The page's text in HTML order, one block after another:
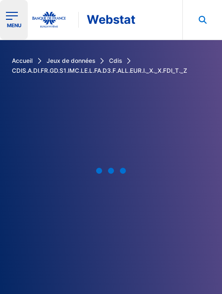
Ouvrir le menu de navigation
MENU Webstat
Accueil Jeux de données
Cdis
CDIS.A.DI.FR.GD.S1.IMC.LE.L.FA.D3.F.ALL.EUR.I._X._X.FDI_T._Z